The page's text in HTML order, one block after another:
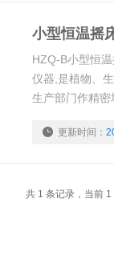
小型恒温摇
HZQ-B小型恒
仪器,是植物、
生产部门作精密
更新时间：
共 1 条记录，当前